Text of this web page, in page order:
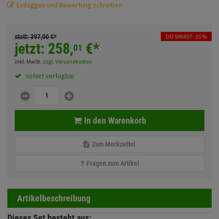
Gepäck Zubehör
Fahrwerk
Merchandise
Einloggen und Bewertung schreiben
statt:397,00€*
jetzt: 258,01 €*
DU SPARST: 35 %
inkl. MwSt. zzgl. Versandkosten
sofort verfügbar
In den Warenkorb
Zum Merkzettel
Fragen zum Artikel
Artikelbeschreibung